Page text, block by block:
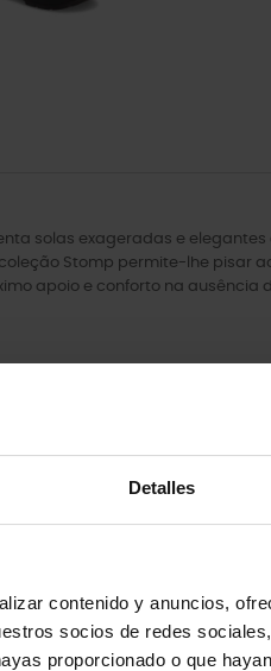
Detalles
contenido y anuncios,
socios de redes
proporcionado o que
solas exageradas e
Stomp permite-lhe pisar
apoio e conforto na ausência